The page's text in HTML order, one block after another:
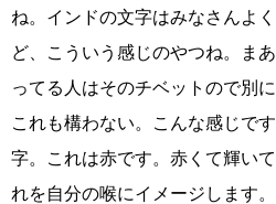
ね。インドの文字はみなさんよ
ど、こういう感じのやつね。ま
ってる人はそのチベットので別
これも構わない。こんな感じで
字。これは赤です。赤くて輝い
れを自分の喉にイメージします